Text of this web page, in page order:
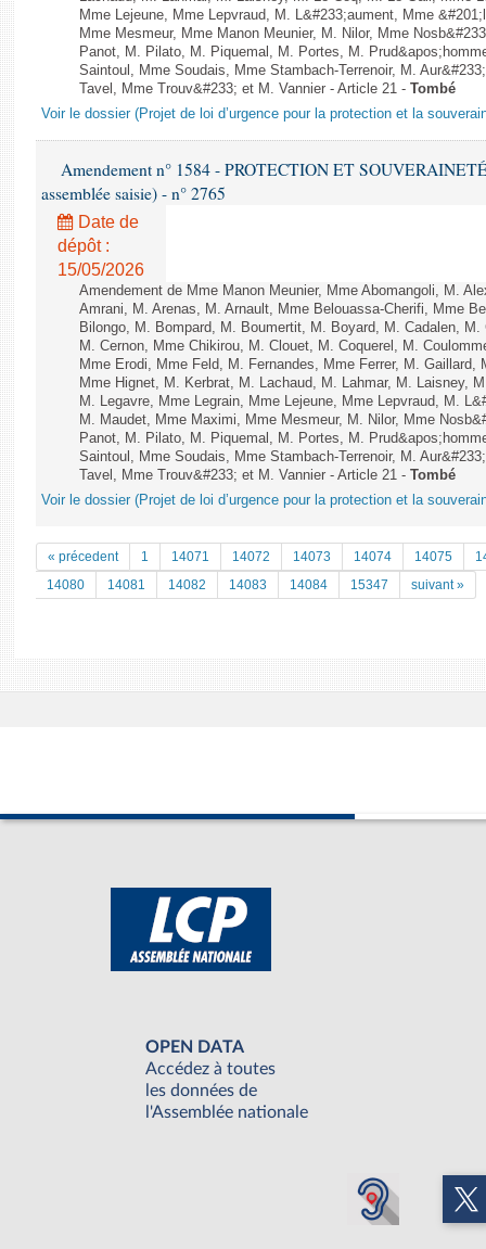
Mme Lejeune, Mme Lepvraud, M. L&#233;aument, Mme
Mme Mesmeur, Mme Manon Meunier, M. Nilor, Mme
Panot, M. Pilato, M. Piquemal, M. Portes, M.
Saintoul, Mme Soudais, Mme Stambach-Terrenoir, M.
Tavel, Mme Trouv&#233; et M. Vannier - Article 21 - Tombé
Voir le dossier (Projet de loi d’urgence pour la protection et la
Amendement n° 1584 - PROTECTION ET
assemblée saisie) - n° 2765
Date de
dépôt :
15/05/2026
Amendement de Mme Manon Meunier, Mme Abomangoli, M.
Amrani, M. Arenas, M. Arnault, Mme Belouassa-Cherifi, Mme
Bilongo, M. Bompard, M. Boumertit, M. Boyard, M. Cadalen,
M. Cernon, Mme Chikirou, M. Clouet, M. Coquerel, M.
Mme Erodi, Mme Feld, M. Fernandes, Mme Ferrer, M. Gaillard,
Mme Hignet, M. Kerbrat, M. Lachaud, M. Lahmar, M. Laisney,
M. Legavre, Mme Legrain, Mme Lejeune, Mme Lepvraud, M.
M. Maudet, Mme Maximi, Mme Mesmeur, M. Nilor, Mme
Panot, M. Pilato, M. Piquemal, M. Portes, M.
Saintoul, Mme Soudais, Mme Stambach-Terrenoir, M.
Tavel, Mme Trouv&#233; et M. Vannier - Article 21 - Tombé
Voir le dossier (Projet de loi d’urgence pour la protection et la
« précedent 1 14071 14072 14073 14074 14075
14080
14081 14082 14083 14084 15347 suivant »
OPEN DATA
Accédez à toutes
les données de
l'Assemblée nationale